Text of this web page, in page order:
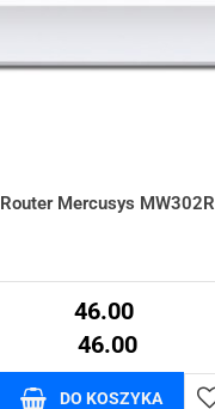
Router Mercusys MW302R
46.00
46.00
DO KOSZYKA